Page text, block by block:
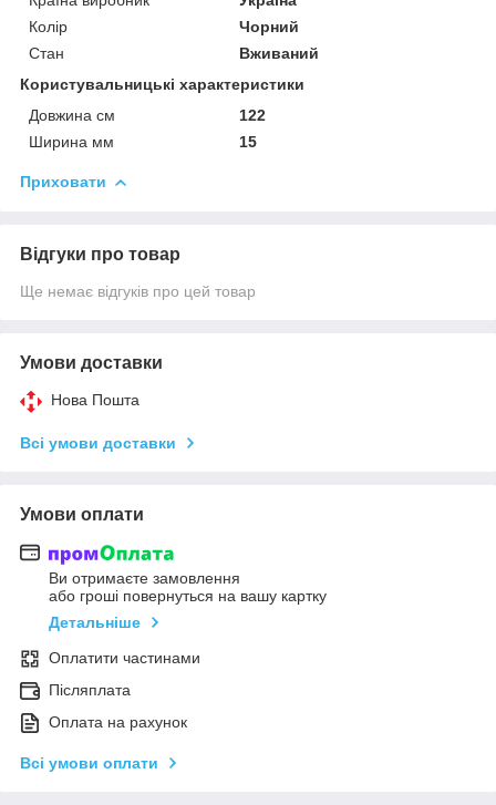
Колір
Чорний
Стан
Вживаний
Користувальницькі характеристики
Довжина см
122
Ширина мм
15
Приховати
Відгуки про товар
Ще немає відгуків про цей товар
Умови доставки
Нова Пошта
Всі умови доставки
Умови оплати
Ви отримаєте замовлення
або гроші повернуться на вашу картку
Детальніше
Оплатити частинами
Післяплата
Оплата на рахунок
Всі умови оплати